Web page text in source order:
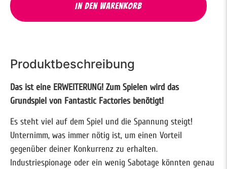
In den Warenkorb
Produktbeschreibung
Das ist eine ERWEITERUNG! Zum Spielen wird das
Grundspiel von Fantastic Factories benötigt!
Es steht viel auf dem Spiel und die Spannung steigt!
Unternimm, was immer nötig ist, um einen Vorteil
gegenüber deiner Konkurrenz zu erhalten.
Industriespionage oder ein wenig Sabotage könnten genau